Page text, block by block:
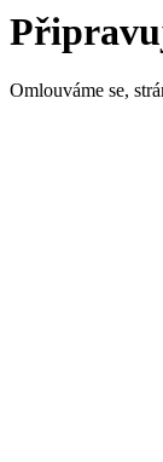
Omlouváme se,